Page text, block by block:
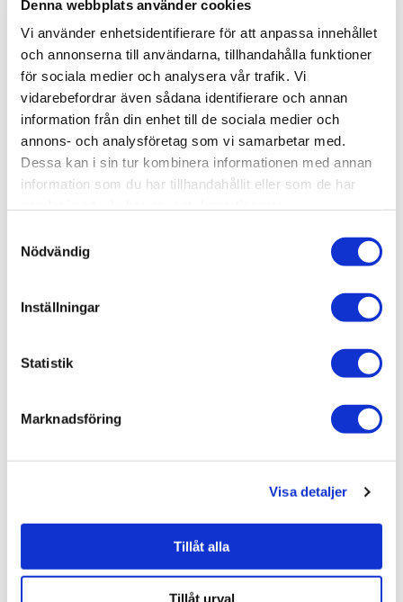
Denna webbplats använder cookies
Vi använder enhetsidentifierare för att anpassa innehållet
och annonserna till användarna, tillhandahålla funktioner
för sociala medier och analysera vår trafik. Vi
vidarebefordrar även sådana identifierare och annan
information från din enhet till de sociala medier och
annons- och analysföretag som vi samarbetar med.
Dessa kan i sin tur kombinera informationen med annan
information som du har tillhandahållit eller som de har
Nödvändig
Inställningar
Statistik
Marknadsföring
Visa detaljer
Tillåt alla
Tillåt urval
EAN
7392102801856
Färg
Slate
Kant Rak/Rektifierad
M2 / förp 0,495 m²
Material Granitkeramik
Plattor per förp 22
Serie Alvaret
Tål Golvvärme Ja
Tjocklek (mm) 9
Varumärke INR
Visa fler
SKU / artikelnummer: 80001940-INR
Relaterade kategorier
Golv & vägg /
Golv & vägg
30x30 cm
981 kr
814 kr JUST NU!